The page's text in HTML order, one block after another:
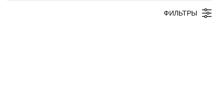
ФИЛЬТРЫ